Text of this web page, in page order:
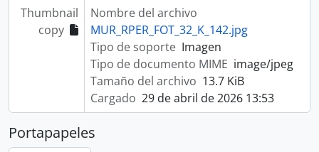
Thumbnail
copy
Nombre del archivo
MUR_RPER_FOT_32_K_142.jpg
Tipo de soporte Imagen
Tipo de documento MIME image/jpeg
Tamaño del archivo 13.7 KiB
Cargado 29 de abril de 2026 13:53
Portapapeles